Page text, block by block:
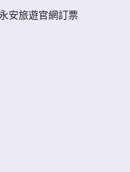
安旅遊官網訂票